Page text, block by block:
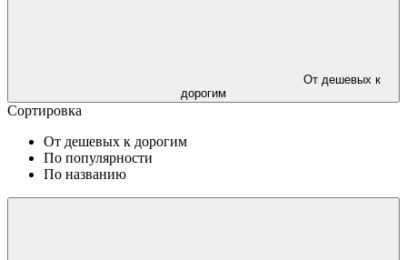
От дешевых к
дорогим
Сортировка
От дешевых к дорогим
По популярности
По названию